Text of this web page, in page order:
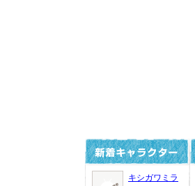
キシガワミラ